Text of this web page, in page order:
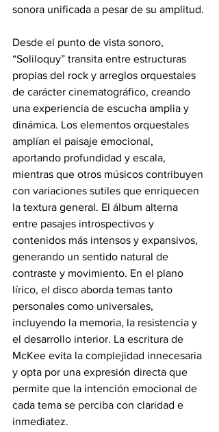
sonora unificada a pesar de su amplitud.
Desde el punto de vista sonoro,
“Soliloquy” transita entre estructuras
propias del rock y arreglos orquestales
de carácter cinematográfico, creando
una experiencia de escucha amplia y
dinámica. Los elementos orquestales
amplían el paisaje emocional,
aportando profundidad y escala,
mientras que otros músicos contribuyen
con variaciones sutiles que enriquecen
la textura general. El álbum alterna
entre pasajes introspectivos y
contenidos más intensos y expansivos,
generando un sentido natural de
contraste y movimiento. En el plano
lírico, el disco aborda temas tanto
personales como universales,
incluyendo la memoria, la resistencia y
el desarrollo interior. La escritura de
McKee evita la complejidad innecesaria
y opta por una expresión directa que
permite que la intención emocional de
cada tema se perciba con claridad e
inmediatez.